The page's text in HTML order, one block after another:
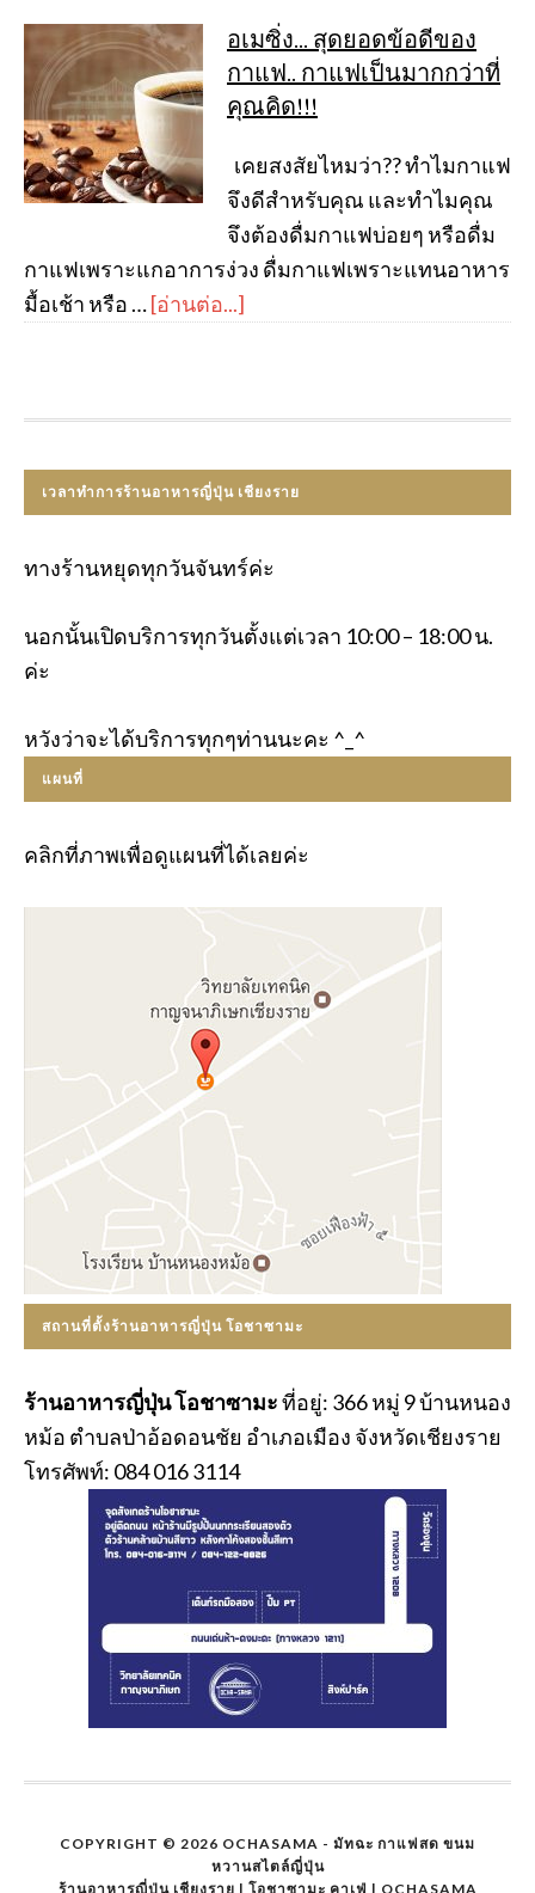
อเมซิ่ง… สุดยอดข้อดีของ
กาแฟ.. กาแฟเป็นมากกว่าที่
คุณคิด!!!
เคยสงสัยไหมว่า?? ทำไมกาแฟ
จึงดีสำหรับคุณ และทำไมคุณ
จึงต้องดื่มกาแฟบ่อยๆ หรือดื่ม
กาแฟเพราะแกอาการง่วง ดื่มกาแฟเพราะแทนอาหาร
มื้อเช้า หรือ …[อ่านต่อ...]
เวลาทำการร้านอาหารญี่ปุ่น เชียงราย
ทางร้านหยุดทุกวันจันทร์ค่ะ
นอกนั้นเปิดบริการทุกวันตั้งแต่เวลา 10:00 – 18:00 น.
ค่ะ
หวังว่าจะได้บริการทุกๆท่านนะคะ ^_^
แผนที่
คลิกที่ภาพเพื่อดูแผนที่ได้เลยค่ะ
สถานที่ตั้งร้านอาหารญี่ปุ่น โอชาซามะ
ร้านอาหารญี่ปุ่น โอชาซามะที่อยู่: 366 หมู่ 9 บ้านหนอง
หม้อ ตำบลป่าอ้อดอนชัย อำเภอเมือง จังหวัดเชียงราย
โทรศัพท์: 084 016 3114
COPYRIGHT © 2026 OCHASAMA - มัทฉะ กาแฟสด ขนม
หวานสไตล์ญี่ปุ่น
ร้านอาหารญี่ปุ่น เชียงราย | โอชาซามะ คาเฟ่ | OCHASAMA